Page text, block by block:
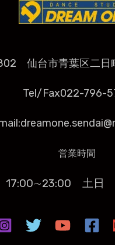
仙台市青葉区二日
Tel/Fax022-796-
営業時間
17:00∼23:00 土日